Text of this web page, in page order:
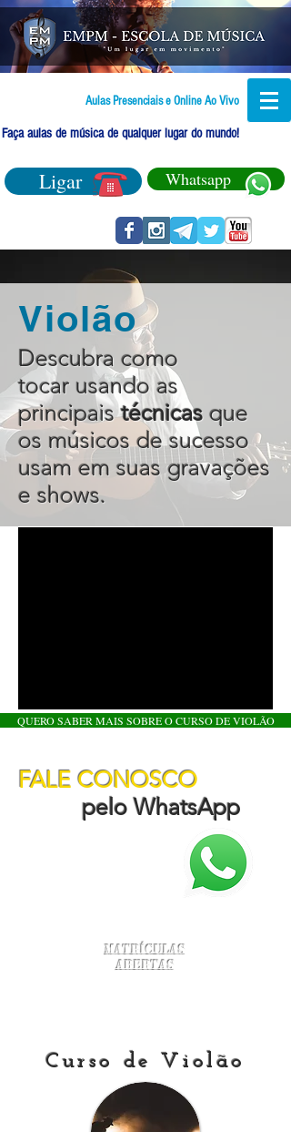
Aulas Presenciais e Online Ao Vivo
Faça aulas de música de qualquer lugar do mundo!
Ligar Whatsapp
Violão
Descubra como
tocar usando as
principaistécnicas que
os músicos de sucesso
usam em suas gravações
e shows.
QUERO SABER MAIS SOBRE O CURSO DE VIOLÃO
FALE CONOSCO
pelo WhatsApp
Matrículas
Abertas
Curso de Violão